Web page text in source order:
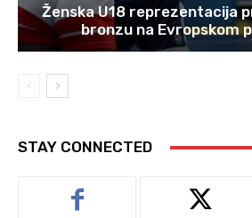
Ženska U18 reprezentacija
bronzu na Evropskom
STAY CONNECTED